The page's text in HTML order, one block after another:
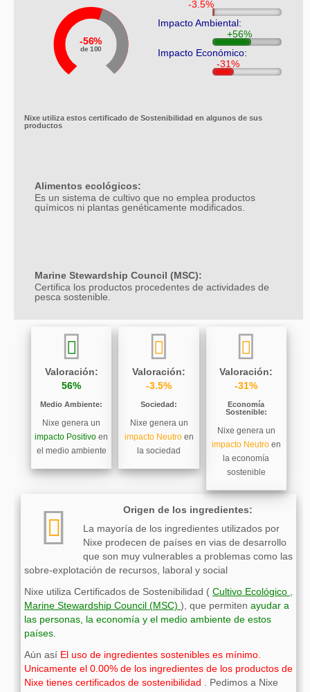
56%
de 100
Impacto Ambiental:
Impacto Económico:
Nixe utiliza estos certificado de Sostenibilidad en algunos de sus
productos
Alimentos ecológicos:
Es un sistema de cultivo que no emplea productos
químicos ni plantas genéticamente modificados.
Marine Stewardship Council (MSC):
Certifica los productos procedentes de actividades de
pesca sostenible.
Valoración:
56%
Medio Ambiente:
Nixe genera un
impacto Positivoen
el medio ambiente
Valoración:
-3.5%
Sociedad:
Nixe genera un
impacto Neutro en
la sociedad
Valoración:
-31%
Economía
Sostenible:
Nixe genera un
impacto Neutro en
la economía
sostenible
Origen de los ingredientes:
La mayoría de los ingredientes utilizados por
Nixe prodecen de países en vias de desarrollo
que son muy vulnerables a problemas como las
sobre-explotación de recursos, laboral y social
Nixe utiliza Certificados de Sostenibilidad ( Cultivo Ecológico ,
Marine Stewardship Council (MSC) ), que permiten ayudar a
las personas, la economía y el medio ambiente de estos
países.
Aún así El uso de ingredientes sostenibles es mínimo.
Unicamente el 0.00% de los ingredientes de los productos de
Nixe tienes certificados de sostenibilidad . Pedimos a Nixe